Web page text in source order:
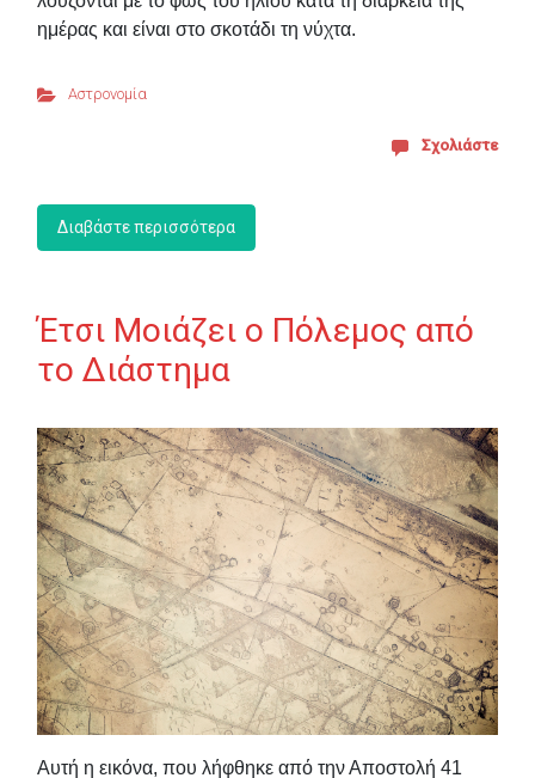
ημέρας και είναι στο σκοτάδι τη νύχτα.
Αστρονομία
Σχολιάστε
Διαβάστε περισσότερα
Έτσι Μοιάζει ο Πόλεμος από
το Διάστημα
Αυτή η εικόνα, που λήφθηκε από την Αποστολή 41